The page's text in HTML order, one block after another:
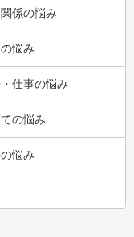
係の悩み
悩み
仕事の悩み
の悩み
悩み